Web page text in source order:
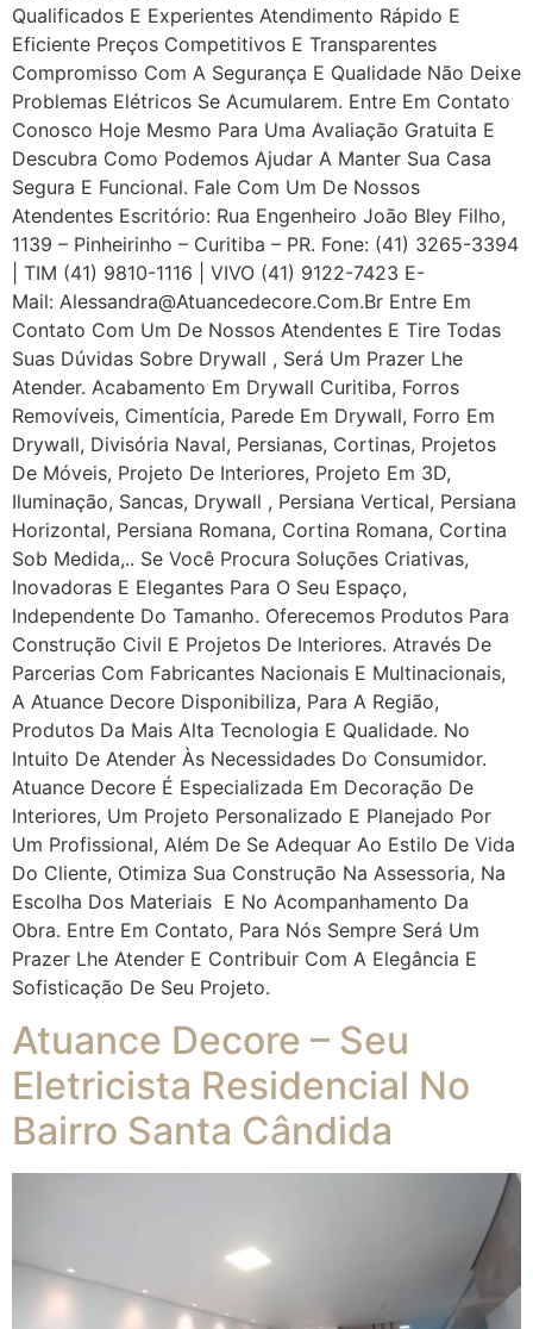
Qualificados E Experientes Atendimento Rápido E
Eficiente Preços Competitivos E Transparentes
Compromisso Com A Segurança E Qualidade Não Deixe
Problemas Elétricos Se Acumularem. Entre Em Contato
Conosco Hoje Mesmo Para Uma Avaliação Gratuita E
Descubra Como Podemos Ajudar A Manter Sua Casa
Segura E Funcional. Fale Com Um De Nossos
Atendentes Escritório: Rua Engenheiro João Bley Filho,
1139 – Pinheirinho – Curitiba – PR. Fone: (41) 3265-3394
| TIM (41) 9810-1116 | VIVO (41) 9122-7423 E-
Mail: Alessandra@atuancedecore.com.br Entre Em
Contato Com Um De Nossos Atendentes E Tire Todas
Suas Dúvidas Sobre Drywall ‎, Será Um Prazer Lhe
Atender. Acabamento Em Drywall Curitiba, Forros
Removíveis, Cimentícia, Parede Em Drywall, Forro Em
Drywall, Divisória Naval, Persianas, Cortinas, Projetos
De Móveis, Projeto De Interiores, Projeto Em 3D,
Iluminação, Sancas, Drywall , Persiana Vertical, Persiana
Horizontal, Persiana Romana, Cortina Romana, Cortina
Sob Medida,.. Se Você Procura Soluções Criativas,
Inovadoras E Elegantes Para O Seu Espaço,
Independente Do Tamanho. Oferecemos Produtos Para
Construção Civil E Projetos De Interiores. Através De
Parcerias Com Fabricantes Nacionais E Multinacionais,
A Atuance Decore Disponibiliza, Para A Região,
Produtos Da Mais Alta Tecnologia E Qualidade. No
Intuito De Atender Às Necessidades Do Consumidor.
Atuance Decore É Especializada Em Decoração De
Interiores, Um Projeto Personalizado E Planejado Por
Um Profissional, Além De Se Adequar Ao Estilo De Vida
Do Cliente, Otimiza Sua Construção Na Assessoria, Na
Escolha Dos Materiais E No Acompanhamento Da
Obra. Entre Em Contato, Para Nós Sempre Será Um
Prazer Lhe Atender E Contribuir Com A Elegância E
Sofisticação De Seu Projeto.
Atuance Decore – Seu
Eletricista Residencial No
Bairro Santa Cândida